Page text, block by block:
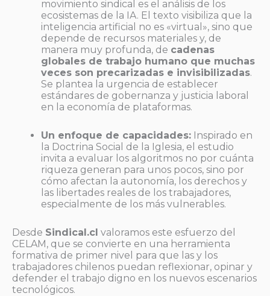
movimiento sindical es el análisis de los
ecosistemas de la IA. El texto visibiliza que la
inteligencia artificial no es «virtual», sino que
depende de recursos materiales y, de
manera muy profunda, de cadenas
globales de trabajo humano que muchas
veces son precarizadas e invisibilizadas.
Se plantea la urgencia de establecer
estándares de gobernanza y justicia laboral
en la economía de plataformas.
Un enfoque de capacidades: Inspirado en
la Doctrina Social de la Iglesia, el estudio
invita a evaluar los algoritmos no por cuánta
riqueza generan para unos pocos, sino por
cómo afectan la autonomía, los derechos y
las libertades reales de los trabajadores,
especialmente de los más vulnerables.
Desde Sindical.cl valoramos este esfuerzo del
CELAM, que se convierte en una herramienta
formativa de primer nivel para que las y los
trabajadores chilenos puedan reflexionar, opinar y
defender el trabajo digno en los nuevos escenarios
tecnológicos.